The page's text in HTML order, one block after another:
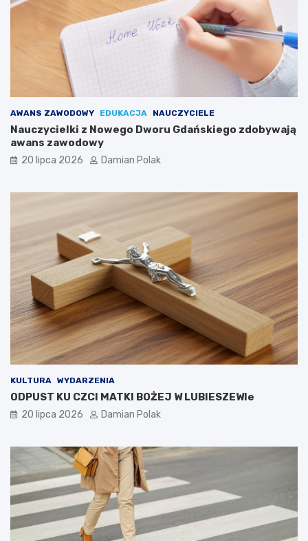
AWANS ZAWODOWY EDUKACJA NAUCZYCIELE
Nauczycielki z Nowego Dworu Gdańskiego zdobywają
awans zawodowy
20 lipca 2026 Damian Polak
KULTURA WYDARZENIA
ODPUST KU CZCI MATKI BOŻEJ W LUBIESZEWIe
20 lipca 2026 Damian Polak